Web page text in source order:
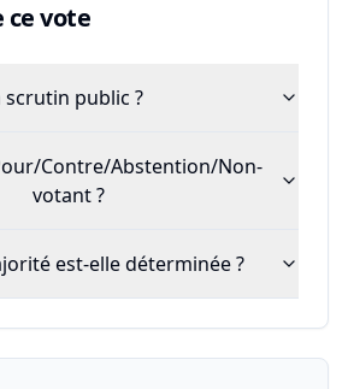
ce vote
public ?
Contre/Abstention/Non-
votant ?
est-elle déterminée ?